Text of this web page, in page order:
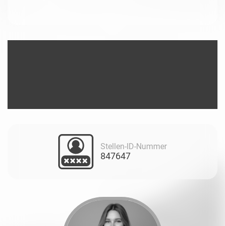
Stellen-ID-Nummer
847647